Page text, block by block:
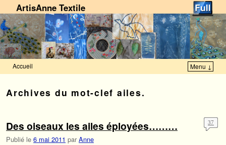
ArtisAnne Textile
Accueil Menu ↓
Archives du mot-clef ailes.
Des oiseaux les ailes éployées………
Publié le 6 mai 2011 par Anne
37